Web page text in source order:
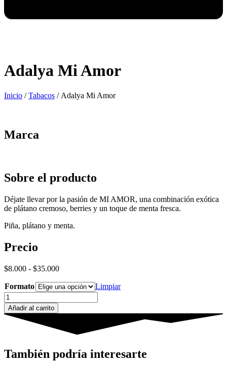
Adalya Mi Amor
Inicio /Tabacos / Adalya Mi Amor
Marca
Sobre el producto
Déjate llevar por la pasión de MI AMOR, una combinación exótica
de plátano cremoso, berries y un toque de menta fresca.
Piña, plátano y menta.
Precio
$8.000 - $35.000Rango
precios:
desde
$8.000
hasta
Formato
Limpiar
Adalya
Mi
Amor
cantidad
Añadir al carrito
También podría interesarte